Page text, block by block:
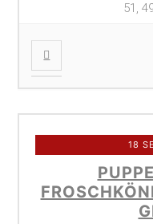
51,
18